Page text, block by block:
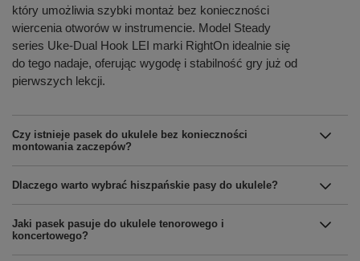
który umożliwia szybki montaż bez konieczności
wiercenia otworów w instrumencie. Model Steady
series Uke-Dual Hook LEI marki RightOn idealnie się
do tego nadaje, oferując wygodę i stabilność gry już od
pierwszych lekcji.
Czy istnieje pasek do ukulele bez konieczności
montowania zaczepów?
Dlaczego warto wybrać hiszpańskie pasy do ukulele?
Jaki pasek pasuje do ukulele tenorowego i
koncertowego?